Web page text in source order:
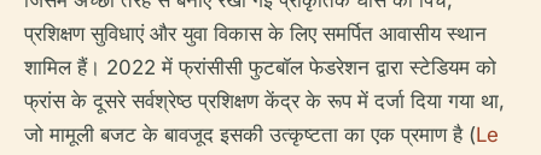
प्रशिक्षण सुविधाएं और युवा विकास के लिए समर्पित आवासीय स्थान
शामिल हैं। 2022 में फ्रांसीसी फुटबॉल फेडरेशन द्वारा स्टेडियम को
फ्रांस के दूसरे सर्वश्रेष्ठ प्रशिक्षण केंद्र के रूप में दर्जा दिया गया था,
जो मामूली बजट के बावजूद इसकी उत्कृष्टता का एक प्रमाण है (Le